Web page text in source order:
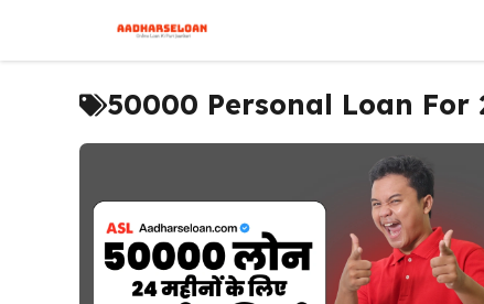
content
50000 Personal Loan For